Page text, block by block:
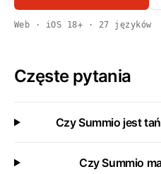
Web · iOS 18+ · 27 języków
Częste pytania
Czy Summio jest
Czy Summio